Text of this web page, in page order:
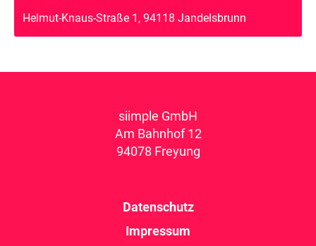
Helmut-Knaus-Straße 1, 94118 Jandelsbrunn
siimple GmbH
Am Bahnhof 12
94078 Freyung
Datenschutz
Impressum